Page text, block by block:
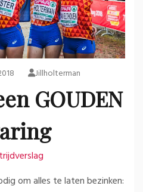
Jillholterman
GOUDEN
om alles te laten bezinken: